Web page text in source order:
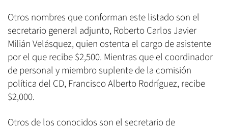
Otros nombres que conforman este listado son el
secretario general adjunto, Roberto Carlos Javier
Milián Velásquez, quien ostenta el cargo de asistente
por el que recibe $2,500. Mientras que el coordinador
de personal y miembro suplente de la comisión
política del CD, Francisco Alberto Rodríguez, recibe
$2,000.
Otros de los conocidos son el secretario de